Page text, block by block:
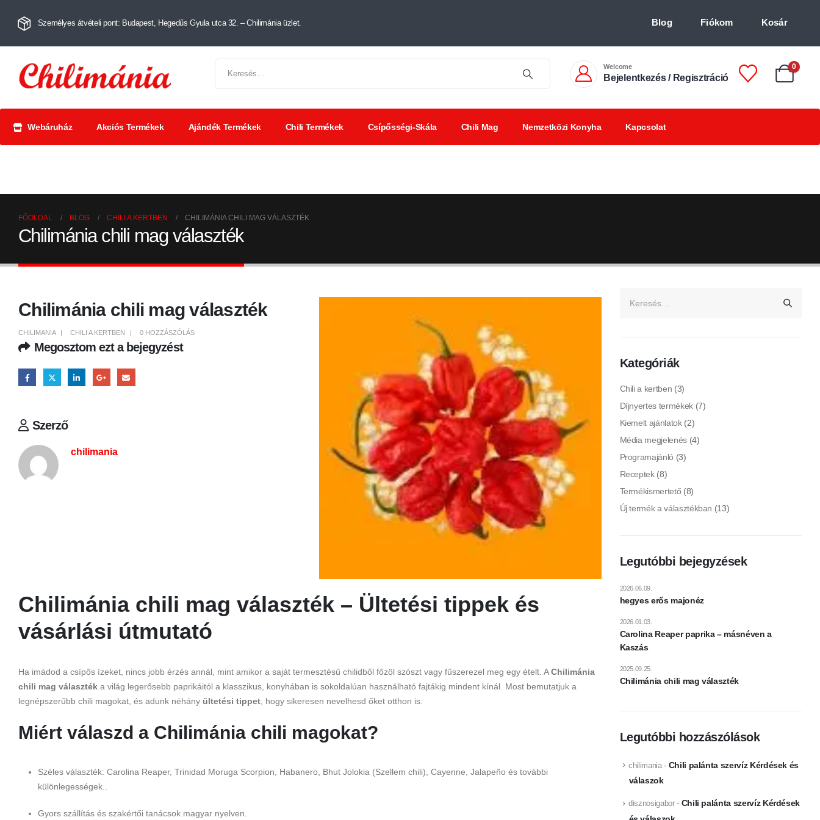
Személyes átvételi pont: Budapest, Hegedűs Gyula utca 32. – Chilimánia üzlet. Blog Fiókom Kosár
Welcome
Bejelentkezés / Regisztráció
0
Webáruház Akciós Termékek Ajándék Termékek Chili Termékek Csípősségi-Skála Chili Mag Nemzetközi Konyha Kapcsolat
FŐOLDAL BLOG CHILI A KERTBEN CHILIMÁNIA CHILI MAG VÁLASZTÉK
Chilimánia chili mag választék
Chilimánia chili mag választék
CHILIMANIA CHILI A KERTBEN 0 HOZZÁSZÓLÁS
Megosztom ezt a bejegyzést
Szerző
chilimania
Chilimánia chili mag választék – Ültetési tippek és
vásárlási útmutató
Ha imádod a csípős ízeket, nincs jobb érzés annál, mint amikor a saját termesztésű chilidből főzöl szószt vagy fűszerezel meg egy ételt. AChilimánia
chili mag választék a világ legerősebb paprikáitól a klasszikus, konyhában is sokoldalúan használható fajtákig mindent kínál. Most bemutatjuk a
legnépszerűbb chili magokat, és adunk néhány ültetési tippet, hogy sikeresen nevelhesd őket otthon is.
Miért válaszd a Chilimánia chili magokat?
Széles választék: Carolina Reaper, Trinidad Moruga Scorpion, Habanero, Bhut Jolokia (Szellem chili), Cayenne, Jalapeño és további
különlegességek..
Gyors szállítás és szakértői tanácsok magyar nyelven.
Kategóriák
Chili a kertben (3)
Díjnyertes termékek(7)
Kiemelt ajánlatok(2)
Média megjelenés(4)
Programajánló (3)
Receptek(8)
Termékismertető (8)
Új termék a választékban (13)
Legutóbbi bejegyzések
hegyes erős majonéz
2026.06.09.
Carolina Reaper paprika – másnéven a
Kaszás
2026.01.03.
Chilimánia chili mag választék
2025.09.25.
Legutóbbi hozzászólások
chilimania- Chili palánta szervíz Kérdések és
válaszok
disznosigabor- Chili palánta szervíz Kérdések